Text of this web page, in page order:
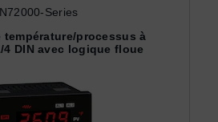
Series
processus à
4 DIN avec logique floue